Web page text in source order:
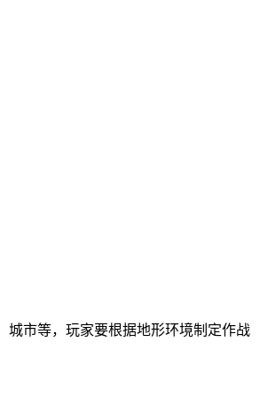
城市等，玩家要根据地形环境制定作战